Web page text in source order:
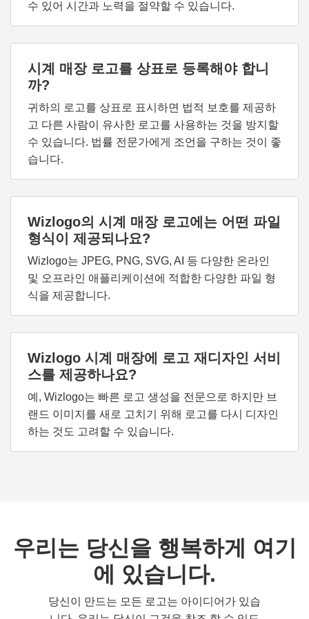
수 있어 시간과 노력을 절약할 수 있습니다.
시계 매장 로고를 상표로 등록해야 합니
까?
귀하의 로고를 상표로 표시하면 법적 보호를 제공하
고 다른 사람이 유사한 로고를 사용하는 것을 방지할
수 있습니다. 법률 전문가에게 조언을 구하는 것이 좋
습니다.
Wizlogo의 시계 매장 로고에는 어떤 파일
형식이 제공되나요?
Wizlogo는 JPEG, PNG, SVG, AI 등 다양한 온라인
및 오프라인 애플리케이션에 적합한 다양한 파일 형
식을 제공합니다.
Wizlogo 시계 매장에 로고 재디자인 서비
스를 제공하나요?
예, Wizlogo는 빠른 로고 생성을 전문으로 하지만 브
랜드 이미지를 새로 고치기 위해 로고를 다시 디자인
하는 것도 고려할 수 있습니다.
우리는 당신을 행복하게 여기
에 있습니다.
당신이 만드는 모든 로고는 아이디어가 있습